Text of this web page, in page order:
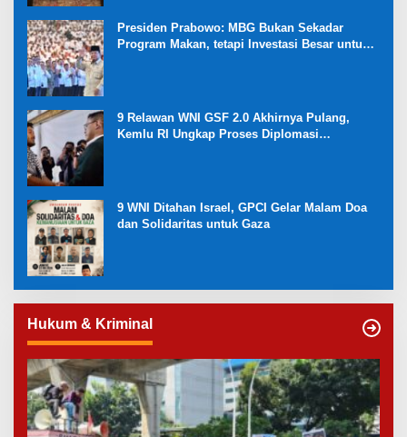
Presiden Prabowo: MBG Bukan Sekadar
Program Makan, tetapi Investasi Besar untuk
9 Relawan WNI GSF 2.0 Akhirnya Pulang,
Kemlu RI Ungkap Proses Diplomasi
9 WNI Ditahan Israel, GPCI Gelar Malam Doa
dan Solidaritas untuk Gaza
Hukum & Kriminal